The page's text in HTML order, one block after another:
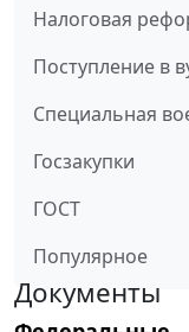
Налоговая
Поступление в
Специальная
Госзакупки
ГОСТ
Популярное
Документы